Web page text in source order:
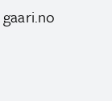
gaari.no